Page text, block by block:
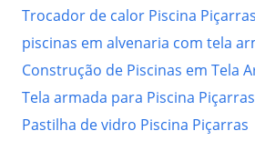
Trocador de calor Piscina Piçarras
piscinas em alvenaria com tela
Construção de Piscinas em Tela
Tela armada para Piscina Piçarras
Pastilha de vidro Piscina Piçarras